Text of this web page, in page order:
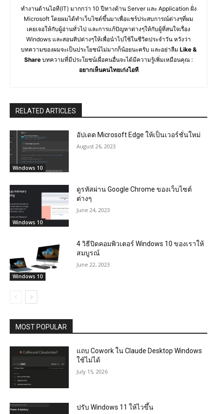
ทำงานด้านไอที(IT) มากกว่า 10 ปีทางด้าน Server และ Application ฝั่ง
Microsoft โดยผมได้ทำเว็บไซต์ขึ้นมาเพื่อแชร์ประสบการณ์ต่างๆที่ผม
เคยเจอให้กับผู้อ่านทั่วไป และการแก้ปัญหาต่างๆให้กับผู้ที่สนใจเรื่อง
Windows และสอนทิปต่างๆให้เพื่อนำไปใช้ในชีวิตประจำวัน หวังว่า
บทความของผมจะเป็นประโยชน์ไม่มากก็น้อยนะครับ และอย่าลืม Like &
Share บทความที่มีประโยชน์เผื่อคนอื่นจะได้มีความรู้เพิ่มเหมือนคุณ :
อยากเห็นคนไทยเก่งไอที
RELATED ARTICLES
Windows 10
อัปเดต Microsoft Edge ให้เป็นเวอร์ชั่นใหม่
August 26, 2023
Windows 10
ดูรหัสผ่าน Google Chrome ของเว็บไซต์
ต่างๆ
June 24, 2023
Windows 10
4 วิธีปิดคอมพิวเตอร์ Windows 10 ของเราให้
สมบูรณ์
June 22, 2023
MOST POPULAR
แถบ Cowork ใน Claude Desktop Windows
ใช้ไม่ได้
July 15, 2026
ปรับ Windows 11 ให้ไวขึ้น